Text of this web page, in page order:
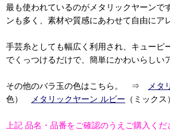
最も使われているのがメタリックヤーンで
ンも多く、素材や質感にあわせて自由にア
手芸糸としても幅広く利用され、キューピ
でくっつけるだけで、簡単にかわいらしい
その他のバラ玉の色はこちら。 ⇒ メタ
色）
メタリックヤーン ルビー （ミックス）
上記 品名・品番をご確認のうえご購入くだ